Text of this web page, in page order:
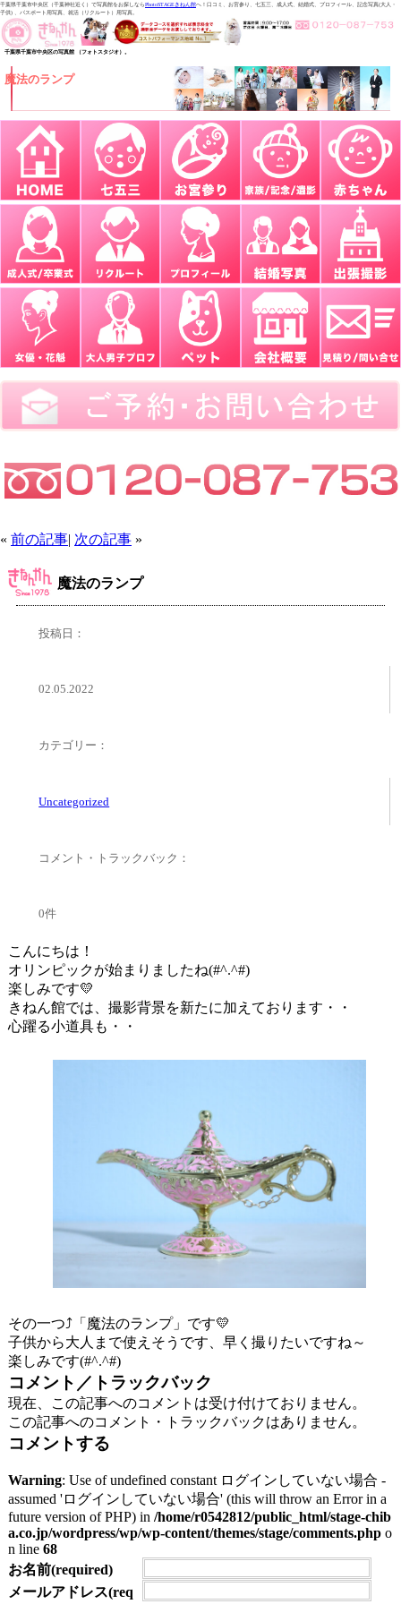
千葉県千葉市中央区（千葉神社近く）で写真館をお探しならPhotoSTAGEきねん館へ！口コミ、お宮参り、七五三、成人式、結婚式、プロフィール、記念写真(大人・
子供) 、パスポート用写真、就活（リクルート）用写真。
千葉県千葉市中央区の写真館 （フォトスタジオ）。
魔法のランプ
« 前の記事| 次の記事 »
魔法のランプ
投稿日：
02.05.2022
カテゴリー：
Uncategorized
コメント・トラックバック：
0件
こんにちは！
オリンピックが始まりましたね(#^.^#)
楽しみです💛
きねん館では、撮影背景を新たに加えております・・
心躍る小道具も・・
その一つ⤴「魔法のランプ」です💛
子供から大人まで使えそうです、早く撮りたいですね～
楽しみです(#^.^#)
コメント／トラックバック
現在、この記事へのコメントは受け付けておりません。
この記事へのコメント・トラックバックはありません。
コメントする
Warning: Use of undefined constant ログインしていない場合 -
assumed 'ログインしていない場合' (this will throw an Error in a
future version of PHP) in /home/r0542812/public_html/stage-chib
a.co.jp/wordpress/wp/wp-content/themes/stage/comments.phpo
n line 68
お名前(required)
メールアドレス(req